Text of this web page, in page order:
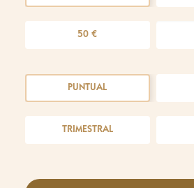
50 €
Periodicidad *
PUNTUAL
TRIMESTRAL